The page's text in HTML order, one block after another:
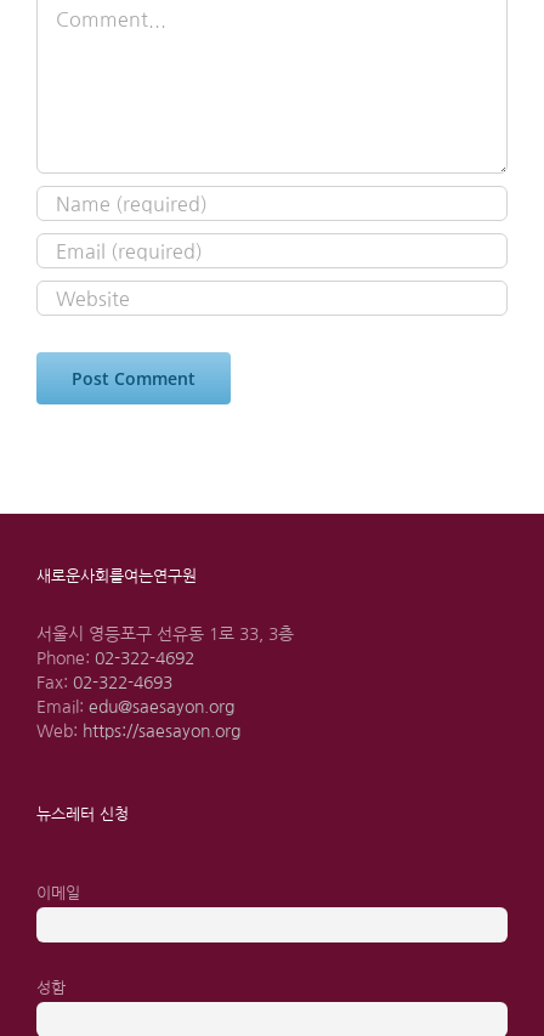
새로운사회를여는연구원
서울시 영등포구 선유동 1로 33, 3층
Phone: 02-322-4692
Fax: 02-322-4693
Email: edu@saesayon.org
Web: https://saesayon.org
뉴스레터 신청
이메일
성함